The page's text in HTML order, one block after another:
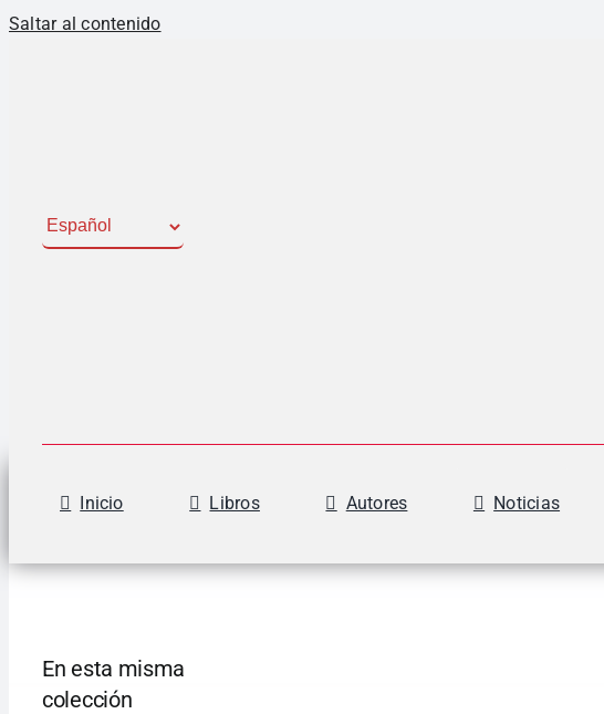
Saltar al contenido
Inicio Libros Autores Noticias
En esta misma
colección